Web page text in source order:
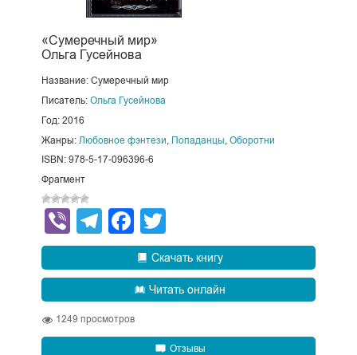
«Сумеречный мир»
Ольга Гусейнова
Название: Сумеречный мир
Писатель: Ольга Гусейнова
Год: 2016
Жанры: Любовное фэнтези Попаданцы Оборотни
ISBN: 978-5-17-096396-6
Фрагмент
ViberTelegram
Facebook
Скачать книгу
Читать онлайн
1249 просмотров
Отзывы